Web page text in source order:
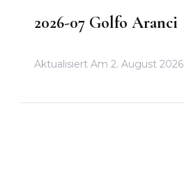
2026-07 Golfo Aranci
Aktualisiert Am 2. August 2026